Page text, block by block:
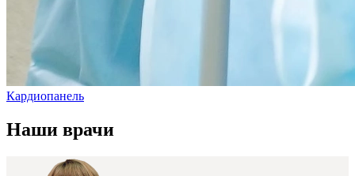
Кардиопанель
Наши врачи